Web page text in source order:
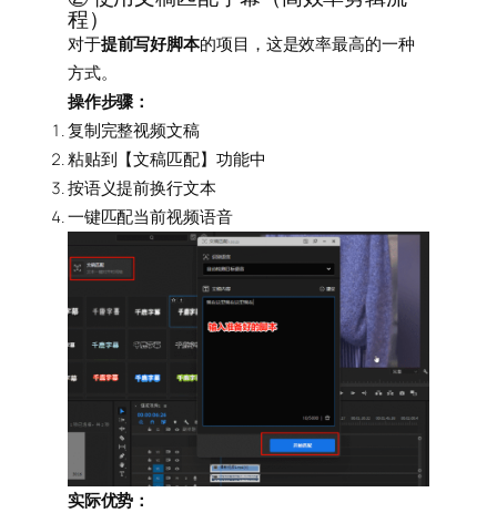
程）
对于提前写好脚本的项目，这是效率最高的一种
方式。
操作步骤：
复制完整视频文稿
粘贴到【文稿匹配】功能中
按语义提前换行文本
一键匹配当前视频语音
实际优势：